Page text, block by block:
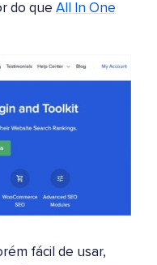
do que All In One
fácil de usar,